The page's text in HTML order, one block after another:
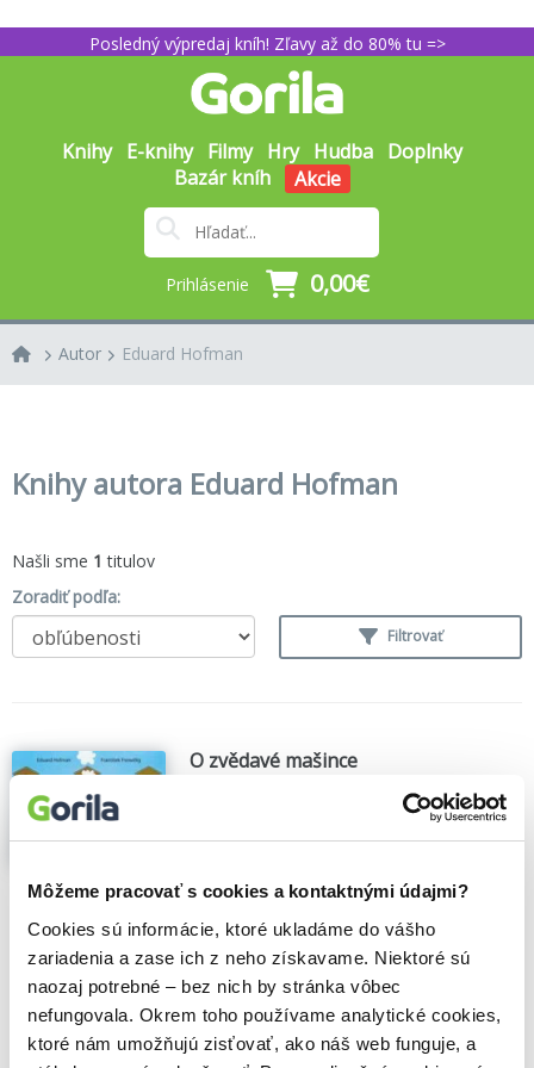
Môžeme pracovať s cookies a kontaktnými údajmi?
Cookies sú informácie, ktoré ukladáme do vášho
zariadenia a zase ich z neho získavame. Niektoré sú
naozaj potrebné – bez nich by stránka vôbec
nefungovala. Okrem toho používame analytické cookies,
ktoré nám umožňujú zisťovať, ako náš web funguje, a
Posledný výpredaj kníh! Zľavy až do 80% tu =>
Knihy E-knihy Filmy Hry Hudba Doplnky
Bazár kníh
Akcie
Prihlásenie 0,00€
Autor Eduard Hofman
Knihy autora Eduard Hofman
Našli sme 1 titulov
Zoradiť podľa:
Filtrovať
O zvědavé mašince
Albatros CZ(2025)
Večerní pohádky O mašinkách milovali už
rodiče dnešních dětí. A nejen proto po
rozkládací leporelko O zvědavé mašince.
Ano ano, o té, která nechtěla jezdit po
kolejích! Pamatujete si, jak její
dobrodružství...Zobraziť viac
🌴 Máme na sklade, posielame ihneď.